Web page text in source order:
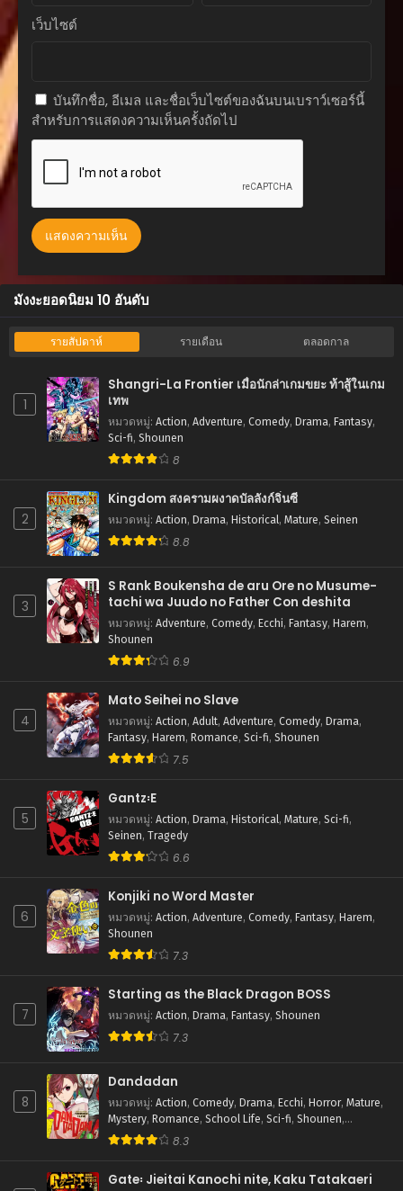
กรกฎาคม 22, 2025
ตอนที่ 136
กรกฎาคม 22, 2025
ตอนที่ 135
ตอนที่ 134
ตอนที่ 133
กรกฎาคม 22, 2025
ตอนที่ 132
ตอนที่ 131
กรกฎาคม 22, 2025
กรกฎาคม 22, 2025
ตอนที่ 129
กรกฎาคม 22, 2025
ตอนที่ 128
กรกฎาคม 22, 2025
ตอนที่ 127
กรกฎาคม 22, 2025
ตอนที่ 125
กรกฎาคม 22, 2025
กรกฎาคม 22, 2025
ตอนที่ 123
กรกฎาคม 22, 2025
ตอนที่ 122
กรกฎาคม 22, 2025
ตอนที่ 121
กรกฎาคม 22, 2025
ตอนที่ 120
กรกฎาคม 22, 2025
ตอนที่ 119
ตอนที่ 118
กรกฎาคม 22, 2025
กรกฎาคม 22, 2025
เว็บไซต์
บันทึกชื่อ, อีเมล และชื่อเว็บไซต์ของฉันบนเบราว์เซอร์นี้
สำหรับการแสดงความเห็นครั้งถัดไป
มังงะยอดนิยม 10 อันดับ
รายสัปดาห์ รายเดือน ตลอดกาล
1
Shangri-La Frontier เมื่อนักล่าเกมขยะ ท้าสู้ในเกม
เทพ
หมวดหมู่: Action, Adventure, Comedy, Drama, Fantasy,
Sci-fi, Shounen
8
2
Kingdom สงครามผงาดบัลลังก์จิ๋นซี
หมวดหมู่: Action, Drama, Historical, Mature, Seinen
8.8
3
S Rank Boukensha de aru Ore no Musume-
tachi wa Juudo no Father Con deshita
หมวดหมู่: Adventure, Comedy, Ecchi, Fantasy, Harem,
Shounen
6.9
4
Mato Seihei no Slave
หมวดหมู่: Action, Adult, Adventure, Comedy, Drama,
Fantasy, Harem, Romance, Sci-fi, Shounen
7.5
5
Gantz꞉E
หมวดหมู่: Action, Drama, Historical, Mature, Sci-fi,
Seinen, Tragedy
6.6
6
Konjiki no Word Master
หมวดหมู่: Action, Adventure, Comedy, Fantasy, Harem,
Shounen
7.3
7
Starting as the Black Dragon BOSS
หมวดหมู่: Action, Drama, Fantasy, Shounen
7.3
8
Dandadan
หมวดหมู่: Action, Comedy, Drama, Ecchi, Horror, Mature,
Mystery, Romance, School Life, Sci-fi, Shounen,
Supernatural 8.3
Gate꞉ Jieitai Kanochi nite, Kaku Tatakaeri